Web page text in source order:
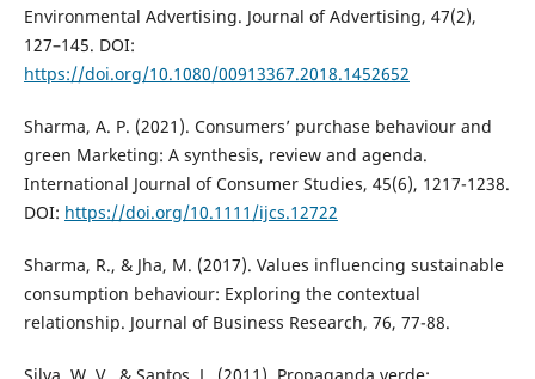
Environmental Advertising. Journal of Advertising, 47(2),
127–145. DOI:
https://doi.org/10.1080/00913367.2018.1452652
Sharma, A. P. (2021). Consumers’ purchase behaviour and
green Marketing: A synthesis, review and agenda.
International Journal of Consumer Studies, 45(6), 1217-1238.
DOI: https://doi.org/10.1111/ijcs.12722
Sharma, R., & Jha, M. (2017). Values influencing sustainable
consumption behaviour: Exploring the contextual
relationship. Journal of Business Research, 76, 77-88.